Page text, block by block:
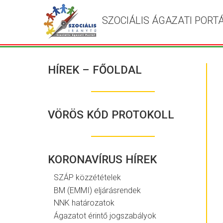
SZOCIÁLIS ÁGAZATI
HÍREK – FŐOLDAL
VÖRÖS KÓD PROTOKOLL
KORONAVÍRUS HÍREK
SZÁP közzétételek
BM (EMMI) eljárásrendek
NNK határozatok
Ágazatot érintő jogszabályok